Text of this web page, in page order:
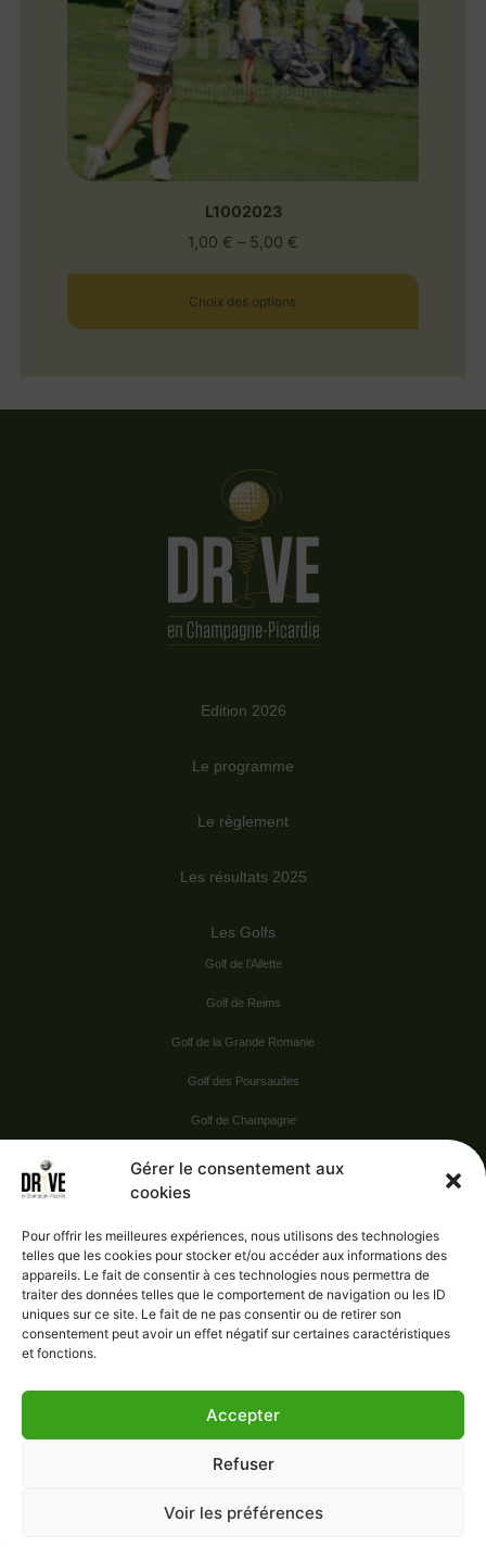
Gérer le consentement aux
cookies
Pour offrir les meilleures expériences, nous utilisons des technologies
telles que les cookies pour stocker et/ou accéder aux informations des
appareils. Le fait de consentir à ces technologies nous permettra de
traiter des données telles que le comportement de navigation ou les ID
uniques sur ce site. Le fait de ne pas consentir ou de retirer son
consentement peut avoir un effet négatif sur certaines caractéristiques
et fonctions.
Accepter
Refuser
Voir les préférences
L1002023
1,00 € – 5,00 €
Choix des options
Edition 2026
Le programme
Le règlement
Les résultats 2025
Les Golfs
Golf de l’Ailette
Golf de Reims
Golf de la Grande Romanie
Golf des Poursaudes
Golf de Champagne
Vie pratique
Nous contacter
Administration